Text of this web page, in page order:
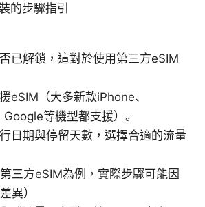
的步驟指引
已解鎖，這對於使用第三方eSIM
eSIM（大多新款iPhone、
等機型都支援）。
日期與停留天數，選擇合適的流量
三方eSIM為例，實際步驟可能因
異）